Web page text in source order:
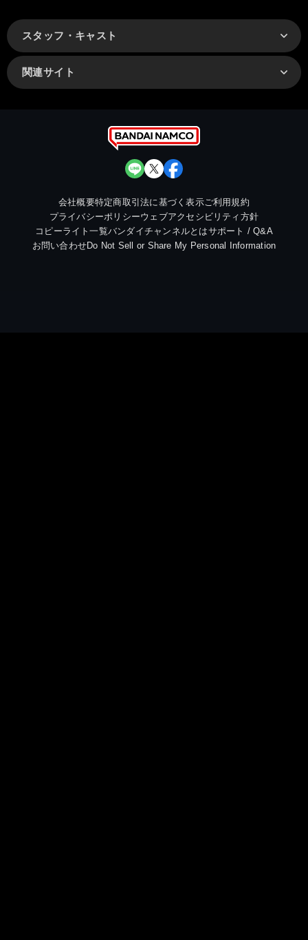
スタッフ・キャスト
関連サイト
会社概要特定商取引法に基づく表示ご利用規約
プライバシーポリシーウェブアクセシビリティ方針
コピーライト一覧バンダイチャンネルとはサポート / Q&A
お問い合わせDo Not Sell or Share My Personal Information